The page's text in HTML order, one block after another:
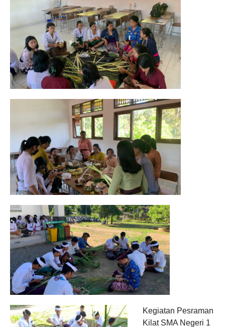
Kegiatan Pesraman
Kilat SMA Negeri 1